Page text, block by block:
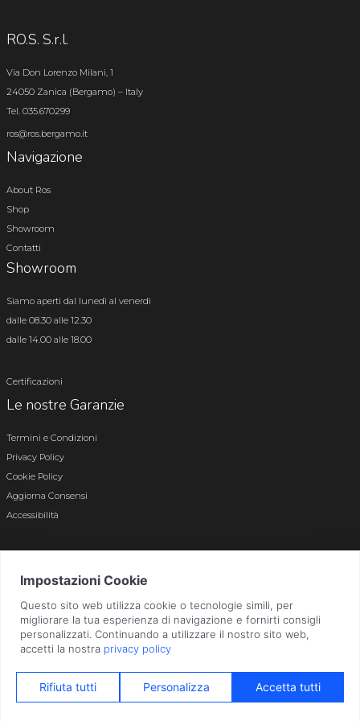
RO.S. S.r.l.
Via Don Lorenzo Milani, 1
24050 Zanica (Bergamo) – Italy
Tel. 035.670299
ros@ros.bergamo.it
Navigazione
About Ros
Shop
Showroom
Contatti
Showroom
Siamo aperti dal lunedì al venerdì
dalle 08.30 alle 12.30
dalle 14.00 alle 18.00
Certificazioni
Le nostre Garanzie
Termini e Condizioni
Privacy Policy
Cookie Policy
Aggiorna Consensi
Accessibilità
Bergamo n. 01496180165 · Capitale Sociale i.v. € 800.000,00